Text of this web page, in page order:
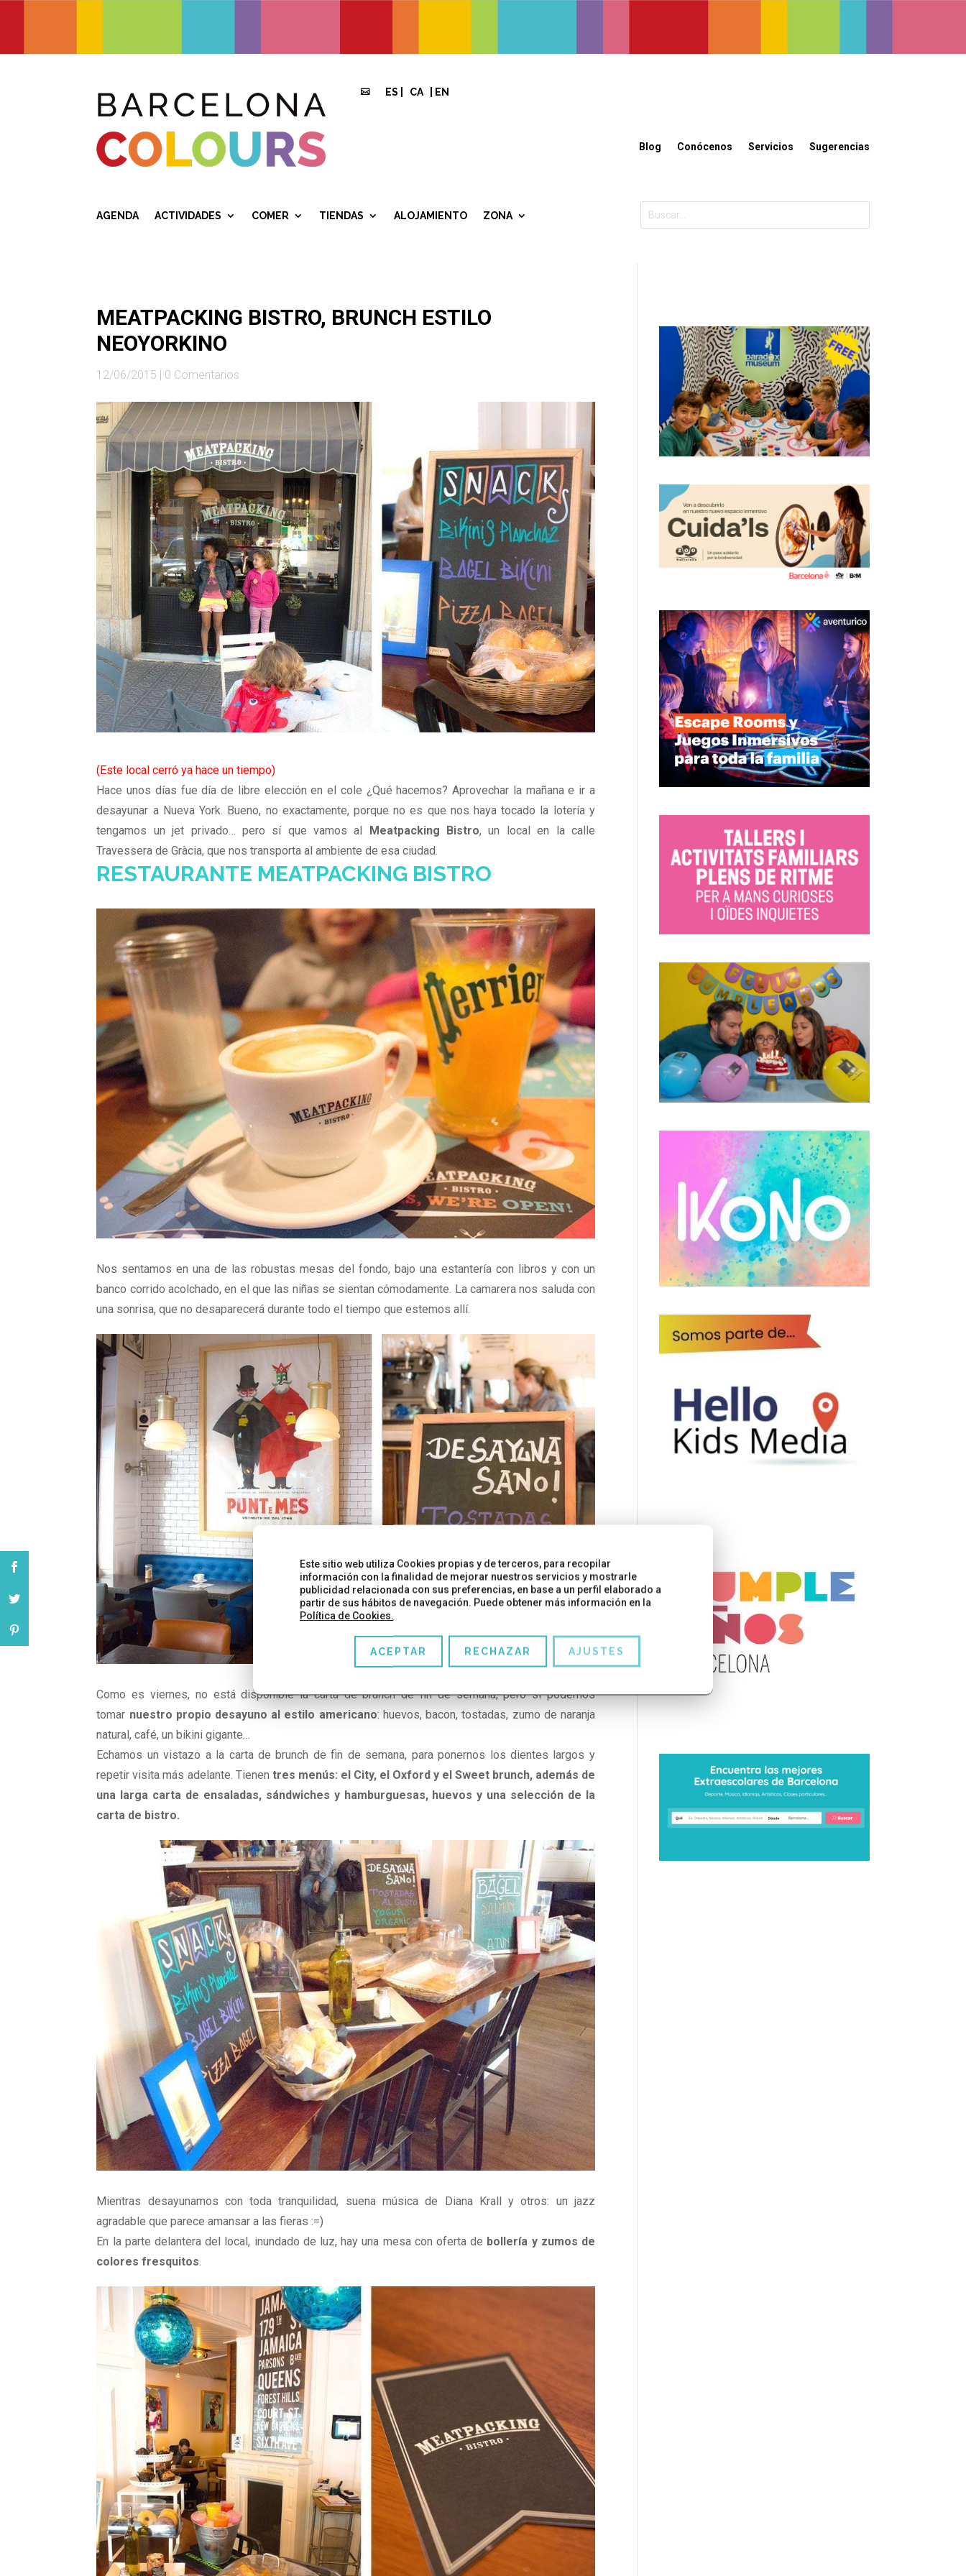
 ES CA EN
Blog Conócenos Servicios Sugerencias
AGENDA ACTIVIDADES COMER TIENDAS ALOJAMIENTO ZONA
MEATPACKING BISTRO, BRUNCH ESTILO
NEOYORKINO
12/06/2015 | 0 Comentarios
(Este local cerró ya hace un tiempo)
Hace unos días fue día de libre elección en el cole ¿Qué hacemos? Aprovechar la mañana e ir a
desayunar a Nueva York. Bueno, no exactamente, porque no es que nos haya tocado la lotería y
tengamos un jet privado… pero sí que vamos al Meatpacking Bistro, un local en la calle
Travessera de Gràcia, que nos transporta al ambiente de esa ciudad.
RESTAURANTE MEATPACKING BISTRO
Nos sentamos en una de las robustas mesas del fondo, bajo una estantería con libros y con un
banco corrido acolchado, en el que las niñas se sientan cómodamente. La camarera nos saluda con
una sonrisa, que no desaparecerá durante todo el tiempo que estemos allí.
Como es viernes, no está disponible la carta de brunch de fin de semana, pero sí podemos
tomar nuestro propio desayuno al estilo americano: huevos, bacon, tostadas, zumo de naranja
natural, café, un bikini gigante…
Echamos un vistazo a la carta de brunch de fin de semana, para ponernos los dientes largos y
repetir visita más adelante. Tienen tres menús: el City, el Oxford y el Sweet brunch, además de
una larga carta de ensaladas, sándwiches y hamburguesas, huevos y una selección de la
carta de bistro.
Mientras desayunamos con toda tranquilidad, suena música de Diana Krall y otros: un jazz
agradable que parece amansar a las fieras :=)
En la parte delantera del local, inundado de luz, hay una mesa con oferta de bollería y zumos de
colores fresquitos.
Este sitio web utiliza Cookies propias y de terceros, para recopilar
información con la finalidad de mejorar nuestros servicios y mostrarle
publicidad relacionada con sus preferencias, en base a un perfil elaborado a
partir de sus hábitos de navegación. Puede obtener más información en la
Política de Cookies.
ACEPTAR RECHAZAR AJUSTES